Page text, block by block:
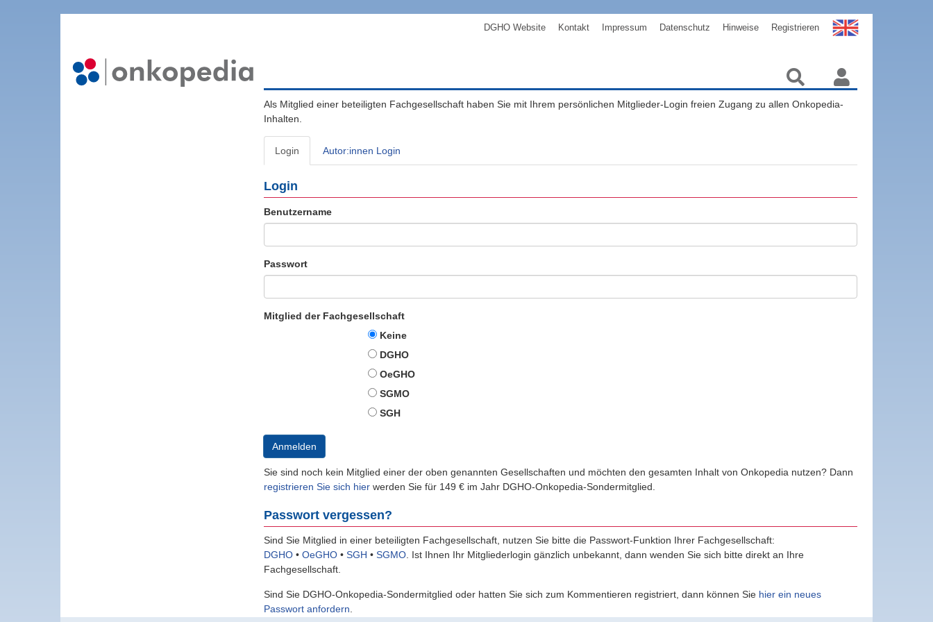
DGHO Website Kontakt Impressum Datenschutz Hinweise Registrieren
Als Mitglied einer beteiligten Fachgesellschaft haben Sie mit Ihrem persönlichen Mitglieder-Login freien Zugang zu allen Onkopedia-
Inhalten.
Login Autor:innen Login
Login
Benutzername
Passwort
Mitglied der Fachgesellschaft
Keine
DGHO
OeGHO
SGMO
SGH
Anmelden
Sie sind noch kein Mitglied einer der oben genannten Gesellschaften und möchten den gesamten Inhalt von Onkopedia nutzen? Dann
registrieren Sie sich hier werden Sie für 149 € im Jahr DGHO-Onkopedia-Sondermitglied.
Passwort vergessen?
Sind Sie Mitglied in einer beteiligten Fachgesellschaft, nutzen Sie bitte die Passwort-Funktion Ihrer Fachgesellschaft:
DGHO • OeGHO • SGH • SGMO Ist Ihnen Ihr Mitgliederlogin gänzlich unbekannt, dann wenden Sie sich bitte direkt an Ihre
Fachgesellschaft.
Sind Sie DGHO-Onkopedia-Sondermitglied oder hatten Sie sich zum Kommentieren registriert, dann können Sie hier ein neues
Passwort anfordern